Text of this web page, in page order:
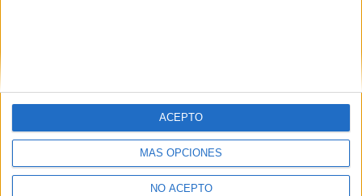
MÁS OPCIONES
NO ACEPTO
ACEPTO
Y como regalo de agradecimiento, por registrarte te daremos
gratis una copia de nuestro ebook con 100 consejos para tu
primer año de universidad